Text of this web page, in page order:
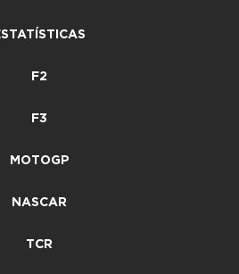
F2
F3
MOTOGP
NASCAR
TCR